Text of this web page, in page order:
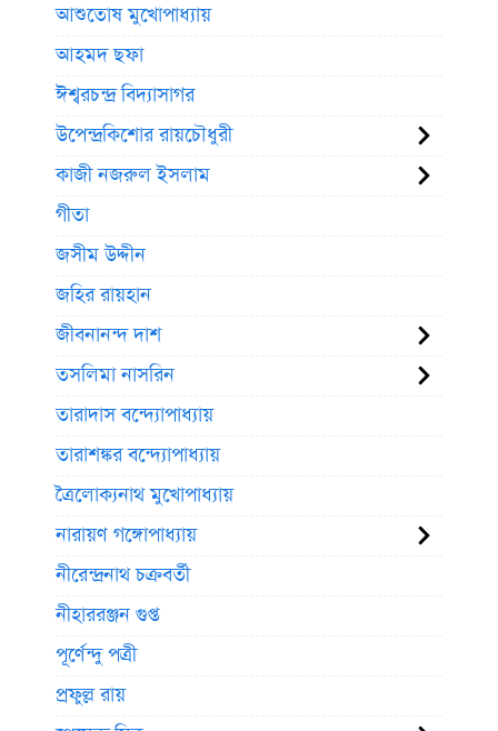
আশুতোষ মুখোপাধ্যায়
আহমদ ছফা
ঈশ্বরচন্দ্র বিদ্যাসাগর
উপেন্দ্রকিশোর রায়চৌধুরী
কাজী নজরুল ইসলাম
গীতা
জসীম উদ্দীন
জহির রায়হান
জীবনানন্দ দাশ
তসলিমা নাসরিন
তারাদাস বন্দ্যোপাধ্যায়
তারাশঙ্কর বন্দ্যোপাধ্যায়
ত্রৈলোক্যনাথ মুখোপাধ্যায়
নারায়ণ গঙ্গোপাধ্যায়
নীরেন্দ্রনাথ চক্রবর্তী
নীহাররঞ্জন গুপ্ত
পূর্ণেন্দু পত্রী
প্রফুল্ল রায়